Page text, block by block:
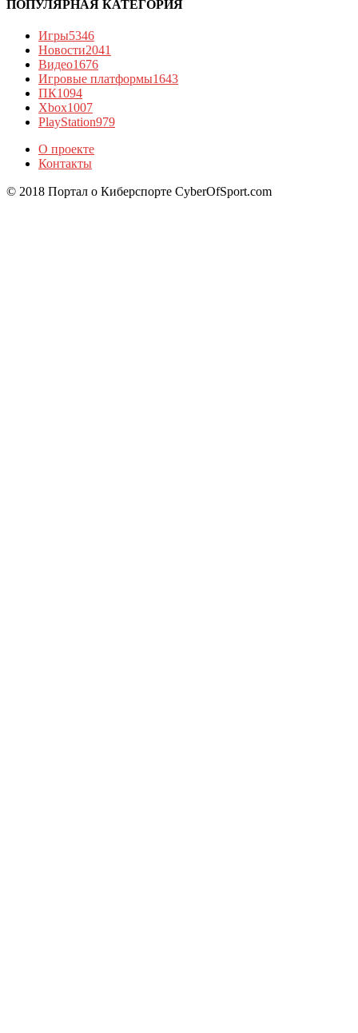
ПОПУЛЯРНАЯ КАТЕГОРИЯ
Игры5346
Новости2041
Видео1676
Игровые платформы1643
ПК1094
Xbox1007
PlayStation979
О проекте
Контакты
© 2018 Портал о Киберспорте CyberOfSport.com